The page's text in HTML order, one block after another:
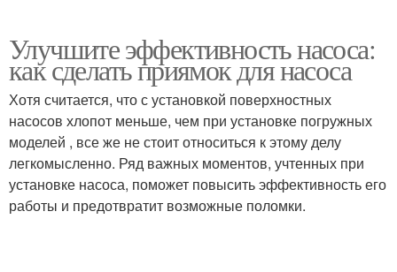
Улучшите эффективность насоса:
как сделать приямок для насоса
Хотя считается, что с установкой поверхностных
насосов хлопот меньше, чем при установке погружных
моделей , все же не стоит относиться к этому делу
легкомысленно. Ряд важных моментов, учтенных при
установке насоса, поможет повысить эффективность его
работы и предотвратит возможные поломки.